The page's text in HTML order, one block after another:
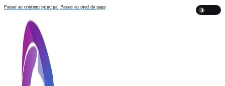
Passer au contenu principal Passer au pied de page